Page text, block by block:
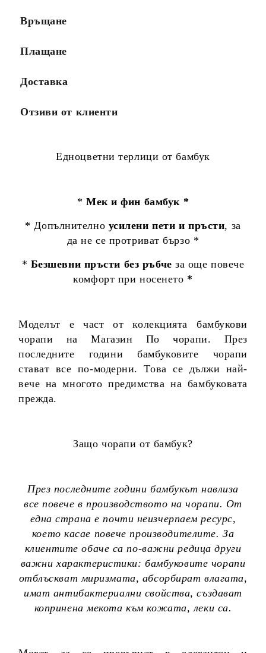
Връщане
Плащане
Доставка
Отзиви от клиенти
Едноцветни терлици от бамбук
*Мек и фин бамбук *
* Допълнително усилени пети и пръсти, за
да не се протриват бързо *
* Безшевни пръсти без ръбчеза още повече
комфорт при носенето *
Моделът е част от колекцията бамбукови
чорапи на Магазин По чорапи. През
последните години бамбуковите чорапи
стават все по-модерни. Това се дължи най-
вече на многото предимства на бамбуковата
прежда.
Защо чорапи от бамбук?
През последните години бамбукът навлиза
все повече в производството на чорапи. От
една страна е почти неизчерпаем ресурс,
което касае повече производителите. За
клиентите обаче са по-важни редица други
важни характеристики: бамбуковите чорапи
отблъскват миризмата, абсорбират влагата,
имат антибактериални свойства, създават
копринена мекота към кожата, леки са.